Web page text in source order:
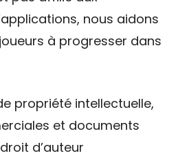
nous aidons
à progresser dans
propriété intellectuelle,
et documents
d’auteur